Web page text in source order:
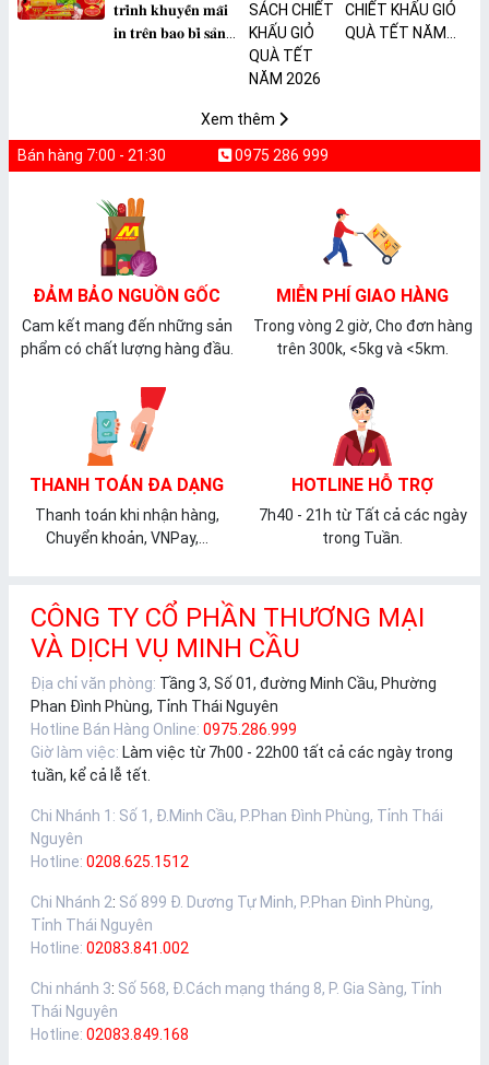
𝐭𝐫𝐢̀𝐧𝐡 𝐤𝐡𝐮𝐲𝐞̂́𝐧 𝐦𝐚̃𝐢
𝐢𝐧 𝐭𝐫𝐞̂𝐧 𝐛𝐚𝐨 𝐛𝐢̀ 𝐬𝐚̉𝐧
CHIẾT KHẤU GIỎ
QUÀ TẾT NĂM
Xem thêm
Bán hàng 7:00 - 21:30 0975 286 999
ĐẢM BẢO NGUỒN GỐC
Cam kết mang đến những sản
phẩm có chất lượng hàng đầu.
MIỄN PHÍ GIAO HÀNG
Trong vòng 2 giờ, Cho đơn hàng
trên 300k, <5kg và <5km.
THANH TOÁN ĐA DẠNG
Thanh toán khi nhận hàng,
Chuyển khoản, VNPay,...
HOTLINE HỖ TRỢ
7h40 - 21h từ Tất cả các ngày
trong Tuần.
CÔNG TY CỔ PHẦN THƯƠNG MẠI
VÀ DỊCH VỤ MINH CẦU
Địa chỉ văn phòng: Tầng 3, Số 01, đường Minh Cầu, Phường
Phan Đình Phùng, Tỉnh Thái Nguyên
Hotline Bán Hàng Online: 0975.286.999
Giờ làm việc: Làm việc từ 7h00 - 22h00 tất cả các ngày trong
tuần, kể cả lễ tết.
Chi Nhánh 1 : Số 1, Đ.Minh Cầu, P.Phan Đình Phùng, Tỉnh Thái
Nguyên
Hotline: 0208.625.1512
Chi Nhánh 2: Số 899 Đ. Dương Tự Minh, P.Phan Đình Phùng,
Tỉnh Thái Nguyên
Hotline: 02083.841.002
Chi nhánh 3: Số 568, Đ.Cách mạng tháng 8, P. Gia Sàng, Tỉnh
Thái Nguyên
Hotline: 02083.849.168